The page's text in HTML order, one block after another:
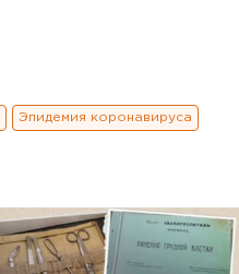
Эпидемия коронавируса